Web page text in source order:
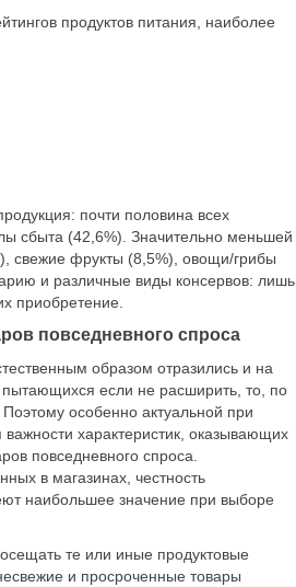
продуктов питания, наиболее
почти половина всех
сбыта (42,6%). Значительно меньшей
свежие фрукты (8,5%), овощи/грибы
и различные виды консервов: лишь
приобретение.
повседневного спроса
образом отразились и на
пытающихся если не расширить, то, по
особенно актуальной при
характеристик, оказывающих
повседневного спроса.
в магазинах, честность
наибольшее значение при выборе
те или иные продуктовые
и просроченные товары